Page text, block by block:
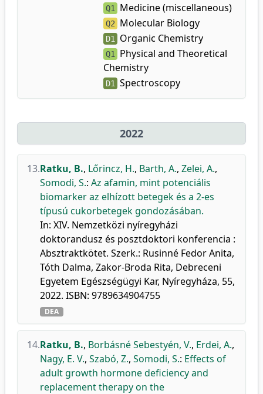
Q1 Medicine (miscellaneous)
Q2 Molecular Biology
D1 Organic Chemistry
Q1
Physical and Theoretical
Chemistry
D1 Spectroscopy
2022
13.Ratku, B., Lőrincz, H., Barth, A., Zelei, A.,
Somodi, S.: Az afamin, mint potenciális
biomarker az elhízott betegek és a 2-es
típusú cukorbetegek gondozásában.
In: XIV. Nemzetközi nyíregyházi
doktorandusz és posztdoktori konferencia :
Absztraktkötet. Szerk.: Rusinné Fedor Anita,
Tóth Dalma, Zakor-Broda Rita, Debreceni
Egyetem Egészségügyi Kar, Nyíregyháza, 55,
2022. ISBN: 9789634904755
DEA
14.Ratku, B., Borbásné Sebestyén, V., Erdei, A.,
Nagy, E. V., Szabó, Z., Somodi, S.: Effects of
adult growth hormone deficiency and
replacement therapy on the